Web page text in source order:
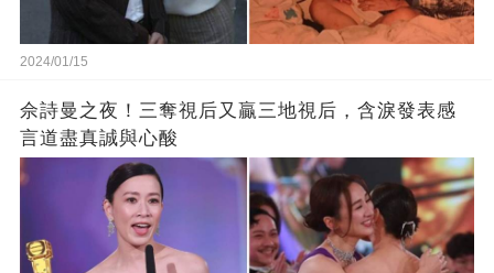
2024/01/15
佘詩曼之夜！三奪視后又贏三地視后，含淚發表感
言道盡真誠與心酸